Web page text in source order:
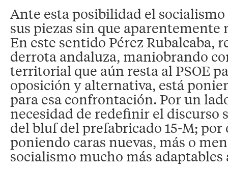
Ante esta posibilidad el
sus piezas sin que aparentemente
En este sentido Pérez Rubalcaba,
derrota andaluza, maniobrando
territorial que aún resta al PSOE
oposición y alternativa, está
para esa confrontación. Por un
necesidad de redefinir el discurso
del bluf del prefabricado 15-M; por
poniendo caras nuevas, más o
socialismo mucho más adaptables